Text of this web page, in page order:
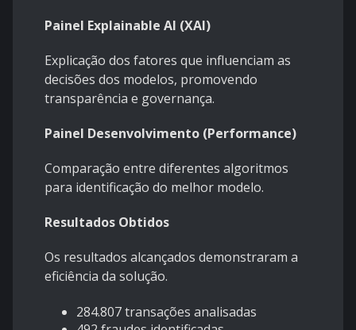
Painel Explainable AI (XAI)
Explicação dos fatores que influenciam as
decisões dos modelos, promovendo
transparência e governança.
Painel Desenvolvimento (Performance)
Comparação entre diferentes algoritmos
para identificação do melhor modelo.
Resultados Obtidos
Os resultados alcançados demonstraram a
eficiência da solução.
284.807 transações analisadas